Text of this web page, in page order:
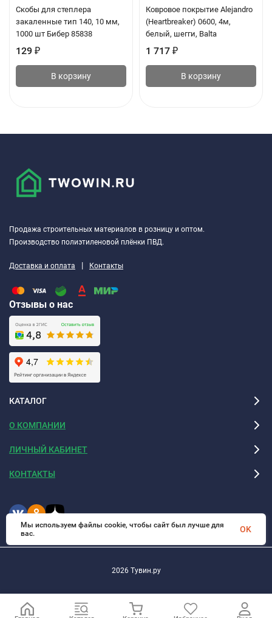
«Вспененные» – с объемной фактурой, пригодные для
наклеивания на необработанные стены.
Виниловые обои в магазине Twowin по цене от 680 руб. до 2
415 руб. ✔️ Более 256 наименований. ✔️ Товар можно купить
on-line на сайте, позвонив по номеру телефона ☎ +7 (343) 382-
Скобы для степлера
закаленные тип 140, 10 мм,
1000 шт Бибер 85838
129 ₽
В корзину
Ковровое покрытие Alejandro
(Heartbreaker) 0600, 4м,
белый, шегги, Balta
1 717 ₽
В корзину
Продажа строительных материалов в розницу и оптом.
Производство полиэтиленовой плёнки ПВД.
Доставка и оплата | Контакты
Отзывы о нас
КАТАЛОГ
О КОМПАНИИ
ЛИЧНЫЙ КАБИНЕТ
КОНТАКТЫ
2026 Тувин.ру
Мы используем файлы cookie, чтобы сайт был лучше для
вас.
OK